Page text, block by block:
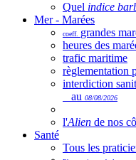
Quel indice
Mer - Marées
coeff. grandes
heures des
trafic maritime
règlementation
interdiction
au 08/08/2026
l'Alien de nos
Santé
Tous les